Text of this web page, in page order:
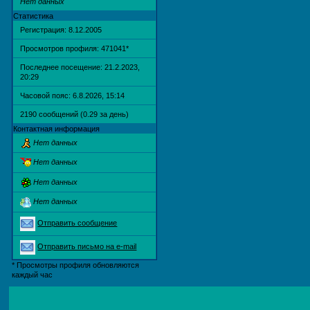
Статистика
Регистрация: 8.12.2005
Просмотров профиля: 471041*
Последнее посещение: 21.2.2023,
20:29
Часовой пояс: 6.8.2026, 15:14
2190 сообщений (0.29 за день)
Контактная информация
Нет данных
Нет данных
Нет данных
Нет данных
Отправить сообщение
Отправить письмо на e-mail
* Просмотры профиля обновляются
каждый час